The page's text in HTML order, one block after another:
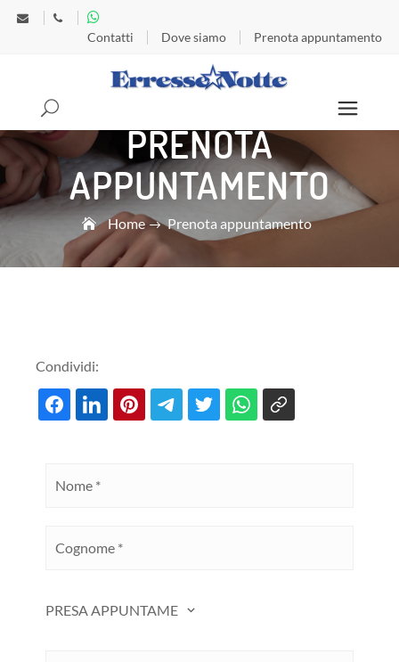
Contatti Dove siamo Prenota appuntamento
Search
PRENOTA
APPUNTAMENTO
Home Prenota appuntamento
Condividi: